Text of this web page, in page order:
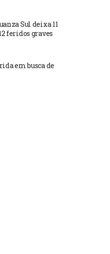
Sul deixa 11
feridos graves
em busca de